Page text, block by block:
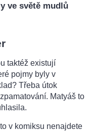
ve světě mudlů
taktéž existují
pojmy byly v
Třeba útok
Matyáš to
v komiksu nenajdete